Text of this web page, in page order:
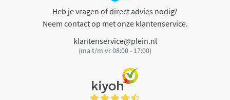
Heb je vragen of direct advies nodig?
Neem contact op met onze klantenservice.
klantenservice@plein.nl
(ma t/m vr 08:00 - 17:00)